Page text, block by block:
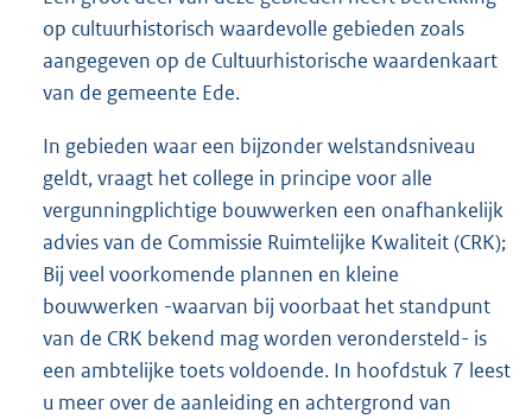
op cultuurhistorisch waardevolle gebieden zoals
aangegeven op de Cultuurhistorische waardenkaart
van de gemeente Ede.
In gebieden waar een bijzonder welstandsniveau
geldt, vraagt het college in principe voor alle
vergunningplichtige bouwwerken een onafhankelijk
advies van de Commissie Ruimtelijke Kwaliteit (CRK);
Bij veel voorkomende plannen en kleine
bouwwerken -waarvan bij voorbaat het standpunt
van de CRK bekend mag worden verondersteld- is
een ambtelijke toets voldoende. In hoofdstuk 7 leest
u meer over de aanleiding en achtergrond van